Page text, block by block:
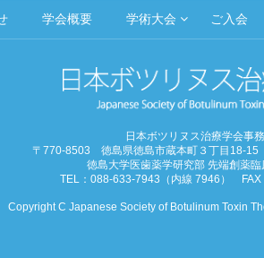
学会概要 学術大会 ご入会
日本ボツリヌス治療学会事
〒770-8503 徳島県徳島市蔵本町３丁目18-
徳島大学医歯薬学研究部 先端創薬臨
TEL：088-633-7943（内線 7946） FAX
Copyright C Japanese Society of Botulinum Toxin